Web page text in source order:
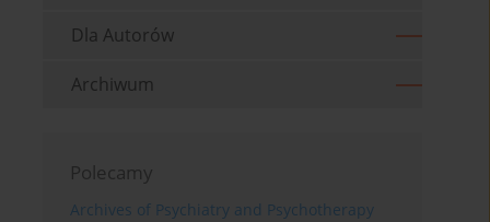
Dla Autorów
Archiwum
Polecamy
Archives of Psychiatry and Psychotherapy